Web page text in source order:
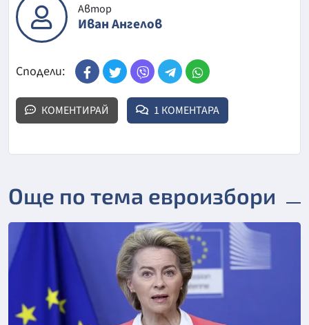
Автор
Иван Ангелов
Сподели:
КОМЕНТИРАЙ 1 КОМЕНТАРА
Още по тема евроизбори